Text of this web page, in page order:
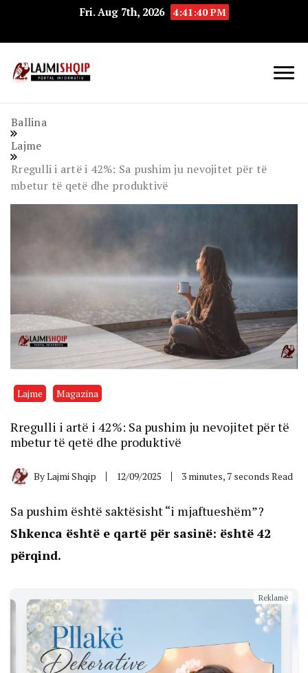
Fri. Aug 7th, 2026 4:41:41 PM
Ballina
Lajme
Rregulli i artë i 42%: Sa pushim ju nevojitet për të
mbetur të qetë dhe produktivë
Lajme Magazina
Rregulli i artë i 42%: Sa pushim ju nevojitet për të
mbetur të qetë dhe produktivë
ByLajmi Shqip 12/09/2025 3 minutes, 7 seconds Read
Sa pushim është saktësisht “i mjaftueshëm”?
Shkenca është e qartë për sasinë: është 42
përqind.
Reklamë